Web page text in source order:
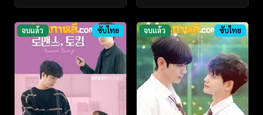
จบแล้ว ซับไทย จบแล้ว ซับไทย